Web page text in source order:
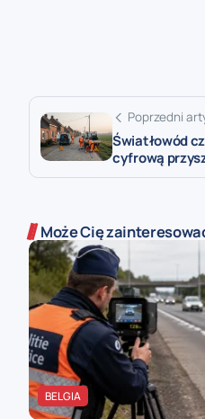
Poprzedni
Światłowód
cyfrową
Może Cię
BELGIA